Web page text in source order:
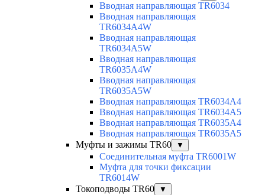
Вводная направляющая TR6034
Вводная направляющая
TR6034A4W
Вводная направляющая
TR6034A5W
Вводная направляющая
TR6035A4W
Вводная направляющая
TR6035A5W
Вводная направляющая TR6034A4
Вводная направляющая TR6034A5
Вводная направляющая TR6035A4
Вводная направляющая TR6035A5
Муфты и зажимы TR60
▼
Соединительная муфта TR6001W
Муфта для точки фиксации
TR6014W
Токоподводы TR60
▼